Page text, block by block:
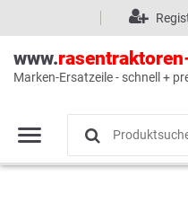
www.
Marken-Ersatzeile - schnell +